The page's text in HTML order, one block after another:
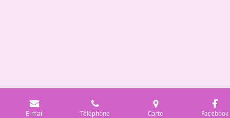
E-mail Téléphone Carte Facebook